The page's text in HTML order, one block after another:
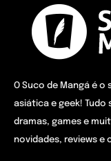
O Suco de Mangá é
asiática e geek! Tudo
dramas, games e
novidades, reviews e